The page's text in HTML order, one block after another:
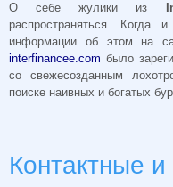
О себе жулики из
распространяться.
информации об этом на
interfinancee.com было
со свежесозданным
поиске наивных и богатых
Контактные